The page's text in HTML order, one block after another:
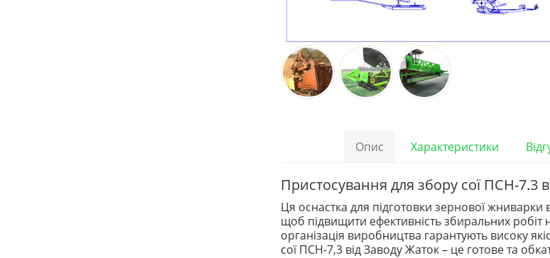
Опис Характеристики
Пристосування для збору сої ПСН-7.3
Ця оснастка для підготовки зернової
щоб підвищити ефективність збиральних робіт
організація виробництва гарантують високу
сої ПСН-7,3 від Заводу Жаток – це готове та